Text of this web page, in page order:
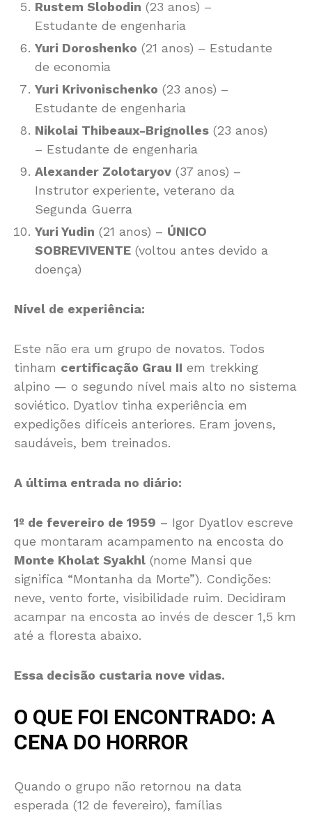
Rustem Slobodin (23 anos) –
Estudante de engenharia
Yuri Doroshenko (21 anos) – Estudante
de economia
Yuri Krivonischenko (23 anos) –
Estudante de engenharia
Nikolai Thibeaux-Brignolles (23 anos)
– Estudante de engenharia
Alexander Zolotaryov (37 anos) –
Instrutor experiente, veterano da
Segunda Guerra
Yuri Yudin (21 anos) – ÚNICO
SOBREVIVENTE (voltou antes devido a
doença)
Nível de experiência:
Este não era um grupo de novatos. Todos
tinham certificação Grau II em trekking
alpino — o segundo nível mais alto no sistema
soviético. Dyatlov tinha experiência em
expedições difíceis anteriores. Eram jovens,
saudáveis, bem treinados.
A última entrada no diário:
1º de fevereiro de 1959 – Igor Dyatlov escreve
que montaram acampamento na encosta do
Monte Kholat Syakhl (nome Mansi que
significa “Montanha da Morte”). Condições:
neve, vento forte, visibilidade ruim. Decidiram
acampar na encosta ao invés de descer 1,5 km
até a floresta abaixo.
Essa decisão custaria nove vidas.
O QUE FOI ENCONTRADO: A
CENA DO HORROR
Quando o grupo não retornou na data
esperada (12 de fevereiro), famílias